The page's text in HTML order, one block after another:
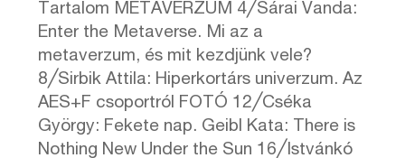
Tartalom METAVERZUM 4╱Sárai Vanda:
Enter the Metaverse. Mi az a
metaverzum, és mit kezdjünk vele?
8╱Sirbik Attila: Hiperkortárs univerzum. Az
AES+F csoportról FOTÓ 12╱Cséka
György: Fekete nap. Geibl Kata: There is
Nothing New Under the Sun 16╱Istvánkó